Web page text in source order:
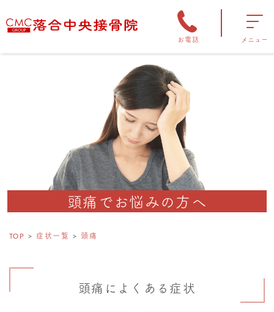
お電話 メニュー
頭痛でお悩みの方へ
TOP 症状一覧 頭痛
頭痛によくある症状